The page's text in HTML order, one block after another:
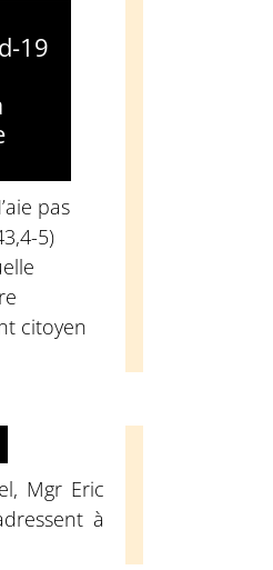
19
pas
5)
citoyen
Mgr Eric
à